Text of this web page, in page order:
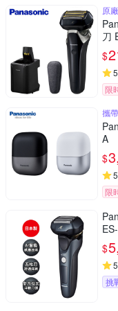
原
刀
$
5
限
攜
A
$
5
限
$
5
挑